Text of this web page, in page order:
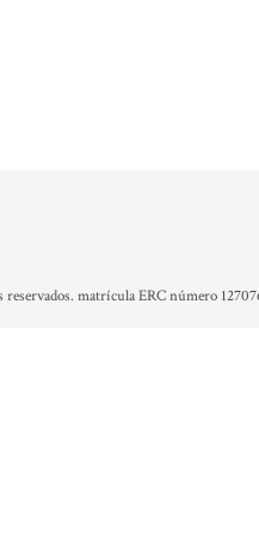
matrícula ERC número